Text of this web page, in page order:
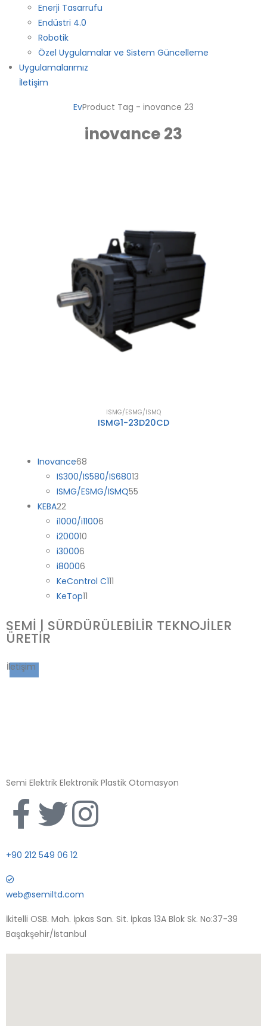
Enerji Tasarrufu
Endüstri 4.0
Robotik
Özel Uygulamalar ve Sistem Güncelleme
Uygulamalarımız
İletişim
EvProduct Tag - inovance 23
inovance 23
ISMG/ESMG/ISMQ
ISMG1-23D20CD
Inovance68
IS300/IS580/IS68013
ISMG/ESMG/ISMQ55
KEBA22
i1000/i11006
i200010
i30006
i80006
KeControl C111
KeTop11
SEMİ | SÜRDÜRÜLEBİLİR TEKNOJİLER
ÜRETİR
İletişim
Semi Elektrik Elektronik Plastik Otomasyon
+90 212 549 06 12
web@semiltd.com
İkitelli OSB. Mah. İpkas San. Sit. İpkas 13A Blok Sk. No:37-39
Başakşehir/İstanbul